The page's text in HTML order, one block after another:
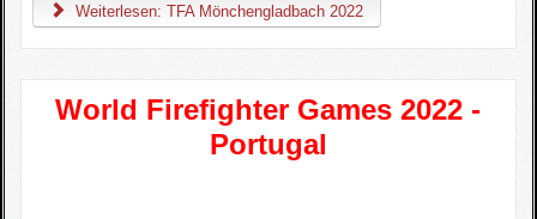
Weiterlesen: TFA Mönchengladbach 2022
World Firefighter Games 2022 -
Portugal